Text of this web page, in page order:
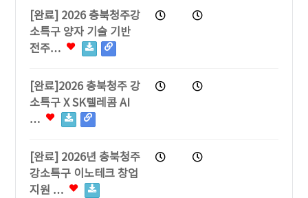
[완료] 2026 충북청주강
소특구 양자 기술 기반
전주…
[완료]2026 충북청주 강
소특구 X SK텔레콤 AI
…
[완료] 2026년 충북청주
강소특구 이노테크 창업
지원 …